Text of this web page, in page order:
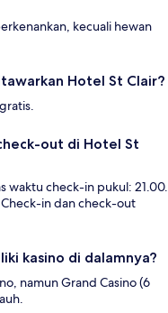
kecuali hewan
Hotel St Clair?
out di Hotel St
waktu check-in pukul: 21.00.
in dan check-out
kasino di dalamnya?
namun Grand Casino (6